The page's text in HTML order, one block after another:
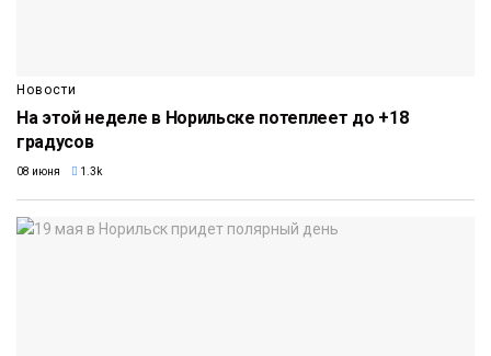
Новости
На этой неделе в Норильске потеплеет до +18
градусов
08 июня 1.3k